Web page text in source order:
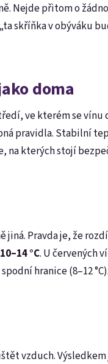
Nejde přitom o
skříňka v obýváku
doma
ve kterém se vínu
pravidla. Stabilní
na kterých stojí
jiná. Pravda je, že
10–14 °C. U červených
hranice (8–12
vzduch.